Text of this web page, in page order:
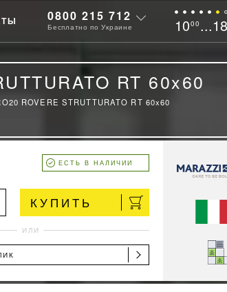
0800 215 712
Бесплатно по Украине 1000 ...18
RT 60x60
ROVERE STRUTTURATO RT 60x60
ЕСТЬ В НАЛИЧИИ
КУПИТЬ
ИЛИ